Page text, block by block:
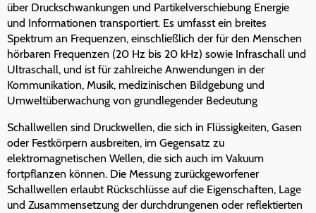
über Druckschwankungen und Partikelverschiebung Energie
und Informationen transportiert. Es umfasst ein breites
Spektrum an Frequenzen, einschließlich der für den Menschen
hörbaren Frequenzen (20 Hz bis 20 kHz) sowie Infraschall und
Ultraschall, und ist für zahlreiche Anwendungen in der
Kommunikation, Musik, medizinischen Bildgebung und
Umweltüberwachung von grundlegender Bedeutung
Schallwellen sind Druckwellen, die sich in Flüssigkeiten, Gasen
oder Festkörpern ausbreiten, im Gegensatz zu
elektromagnetischen Wellen, die sich auch im Vakuum
fortpflanzen können. Die Messung zurückgeworfener
Schallwellen erlaubt Rückschlüsse auf die Eigenschaften, Lage
und Zusammensetzung der durchdrungenen oder reflektierten